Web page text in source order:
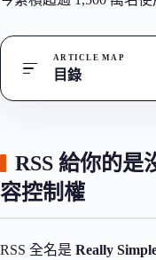
ARTICLE MAP
目錄
RSS 給你的是
容控制權
RSS 全名是 Really